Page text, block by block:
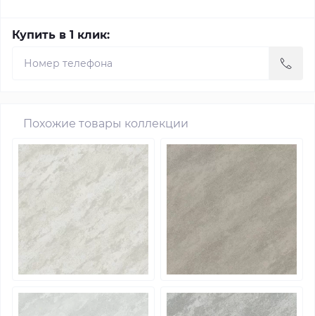
Купить в 1 клик:
Похожие товары коллекции